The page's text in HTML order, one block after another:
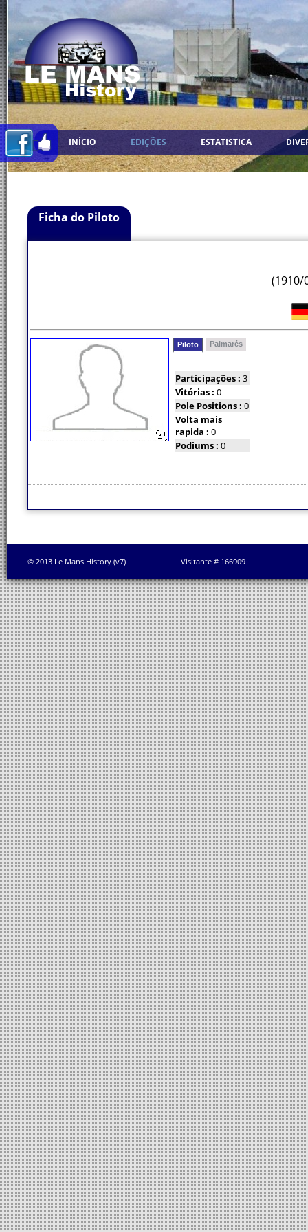
INÍCIO EDIÇÕES ESTATISTICA
Ficha do Piloto
(1910/
Piloto Palmarés
Participações : 3
Vitórias : 0
Pole Positions : 0
Volta mais
rapida : 0
Podiums : 0
© 2013 Le Mans History (v7) Visitante # 166909